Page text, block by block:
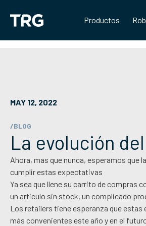
contenido
Productos
MAY 12, 2022
/BLOG
La evolución
Ahora, mas que nunca, esperamos que
cumplir estas expectativas
Ya sea que llene su carrito de compras
un articulo sin stock, un complicado
Los retailers tiene esperanza que
más convenientes este año y en el